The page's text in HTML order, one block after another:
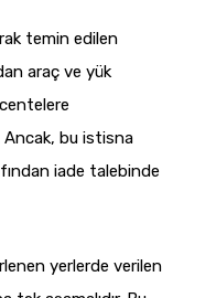
temin edilen
araç ve yük
Ancak, bu istisna
iade talebinde
yerlerde verilen